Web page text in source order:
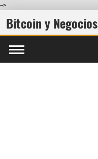
-->
Bitcoin y Negocios